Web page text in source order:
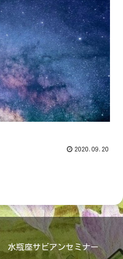
2020.09.20
水瓶座サビアンセミナー